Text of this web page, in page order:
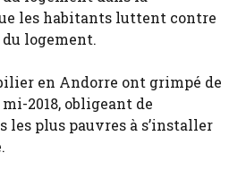
les habitants luttent contre
du logement.
en Andorre ont grimpé de
2018, obligeant de
les plus pauvres à s’installer